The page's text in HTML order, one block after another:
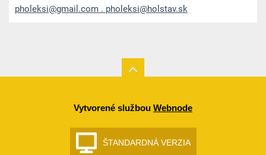
pholeksi@gmail.com . pholeksi@holstav.sk
Vytvorené službou Webnode
ŠTANDARDNÁ VERZIA